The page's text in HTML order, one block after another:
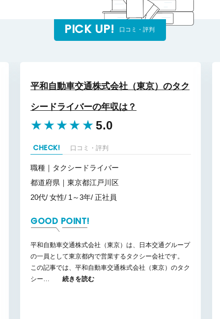
PICK UP! 口コミ・評判
平和自動車交通株式会社（東京）のタク
シードライバーの年収は？
★★★★★5.0
CHECK! 口コミ・評判
職種｜タクシードライバー
都道府県｜東京都江戸川区
20代 女性 1～3年 正社員
GOOD POINT!
平和自動車交通株式会社（東京）は、日本交通グループ
の一員として東京都内で営業するタクシー会社です。
この記事では、平和自動車交通株式会社（東京）のタク
シー…続きを読む